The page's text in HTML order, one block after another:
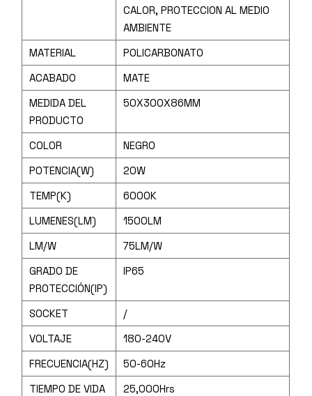
CALOR, PROTECCION AL MEDIO
AMBIENTE
MATERIAL
POLICARBONATO
ACABADO
MATE
MEDIDA DEL
PRODUCTO
50X300X86MM
COLOR
NEGRO
POTENCIA(W)
20W
TEMP(K)
6000K
LUMENES(LM)
1500LM
LM/W
75LM/W
GRADO DE
PROTECCIÓN(IP)
IP65
SOCKET
/
VOLTAJE
180-240V
FRECUENCIA(HZ)
50-60Hz
TIEMPO DE VIDA
25,000Hrs